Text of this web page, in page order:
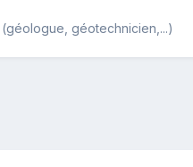
géotechnicien,...)